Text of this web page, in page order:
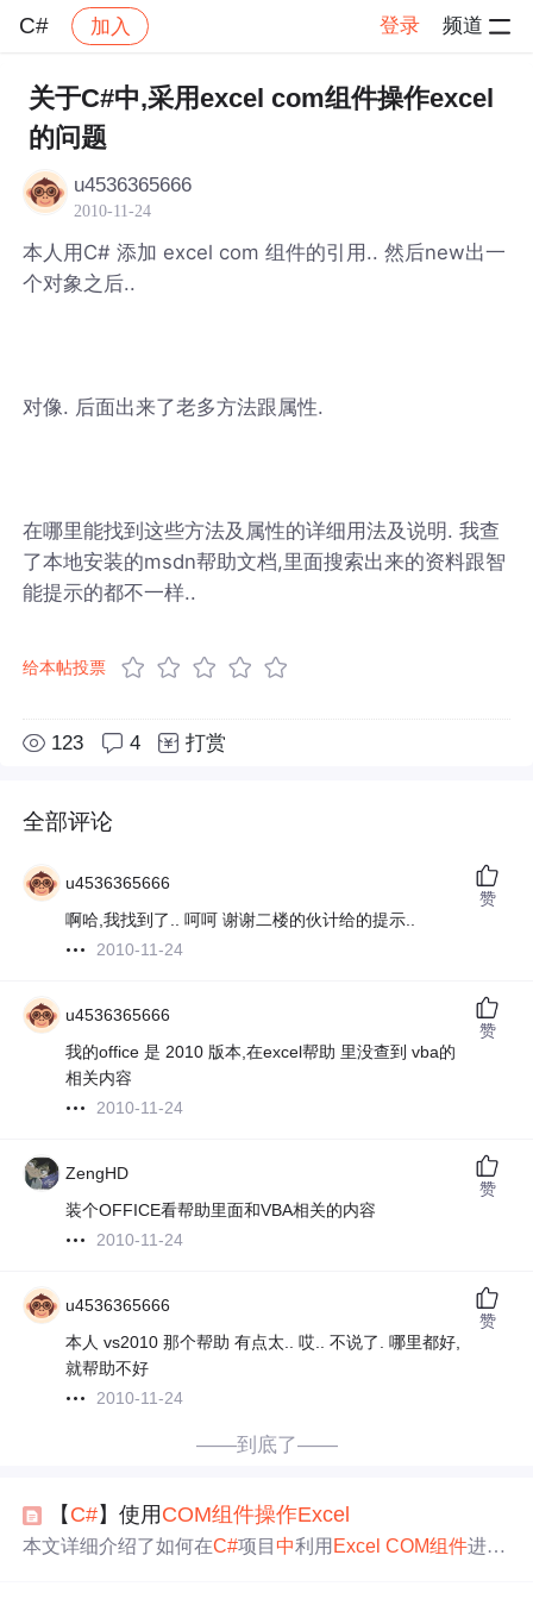
C# 加入 登录 频道
社区 C# 帖子详情
关于C#中,采用excel com组件操作excel
的问题
u4536365666
2010-11-24
本人用C# 添加 excel com 组件的引用.. 然后new出一
个对象之后..
对像. 后面出来了老多方法跟属性.
在哪里能找到这些方法及属性的详细用法及说明. 我查
了本地安装的msdn帮助文档,里面搜索出来的资料跟智
能提示的都不一样..
给本帖投票
123 4 打赏
全部评论
u4536365666
啊哈,我找到了.. 呵呵 谢谢二楼的伙计给的提示..
2010-11-24
赞
u4536365666
我的office 是 2010 版本,在excel帮助 里没查到 vba的
相关内容
2010-11-24
赞
ZengHD
装个OFFICE看帮助里面和VBA相关的内容
2010-11-24
赞
u4536365666
本人 vs2010 那个帮助 有点太.. 哎.. 不说了. 哪里都好,
就帮助不好
2010-11-24
赞
——到底了——
【 C#】使用 COM组件操作Excel
本文详细介绍了如何在C#项目 中利用 Excel COM组件进行